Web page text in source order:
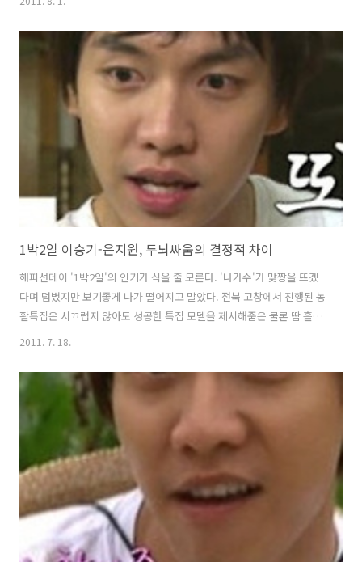
조작 느낌이 너무 난다면 실패한 특집이 아닐까 싶다. 5년간의 노하우를
총동원한 특집치고는 너무 허술해 리얼을 가장한 예능같은 느낌이었다.
이번 폭포특집은 제주도 엉또폭포를 두고 바보당과 무섭당이 누가 먼저
찾아가는가의 미션이었다. 경비가 모자란 무섭당은 이승기에게 모든 돈
을 몰아준 후 1등으로 2, 3위 뒤바꿔치기 반전을 노렸고 바보당은 제주공
1박2일 이승기-은지원, 두뇌싸움의 결정적 차이
해피선데이 '1박2일'의 인기가 식을 줄 모른다. '나가수'가 맞짱을 뜨겠
다며 덤볐지만 보기좋게 나가 떨어지고 말았다. 전북 고창에서 진행된 농
활특집은 시끄럽지 않아도 성공한 특집 모델을 제시해줌은 물론 땀 흘리
면서도 재미와 웃음을 뽑아낼 줄 아는 제작진의 능력을 확인할 수 있었
다. 여기서 '1박2일' 브레인 자리를 놓고 이승기와 은지원이 맞붙었는데,
결과는 이승기의 승이었다. 왜 이승기가 승리했을까? 그 결정적 차이가
무엇인가를 200회 특집을 통해 생각해봤는데, 이승기-은지원 두뇌싸움
의 차이가 아닐까 싶다. 저녁식사 복불복 첫 대결은 사물퀴즈다. 사진 속
에 나오는 물건을 보고 정확한 이름을 맞추는 게임인데, 우리가 흔히 쓰
는 것이..
2011. 7. 18.